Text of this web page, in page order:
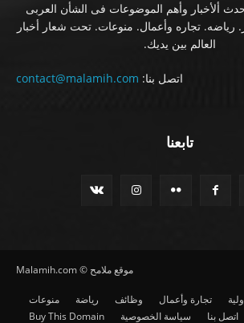
ألأخبار وأهم الموضوعات فى الشأن العربى
رياضه. تجاره وأعمال. منوعات. تحت شعار أخبار
العالم بين يديك.
اتصل بنا: contact@malamih.com
تابعنا
موقع ملامح © Malamih.com
تجارة وأعمال وظائف رياضة
منوعات
اتصل بنا سياسة الخصوصية Buy This Domain